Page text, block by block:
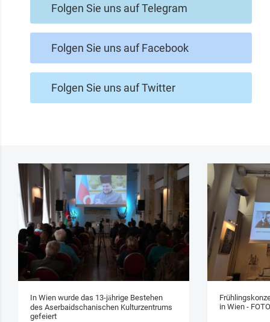
Folgen Sie uns auf Telegram
Folgen Sie uns auf Facebook
Folgen Sie uns auf Twitter
In Wien wurde das 13‑jährige Bestehen
des Aserbaidschanischen Kulturzentrums
gefeiert
in Wien - FOTO